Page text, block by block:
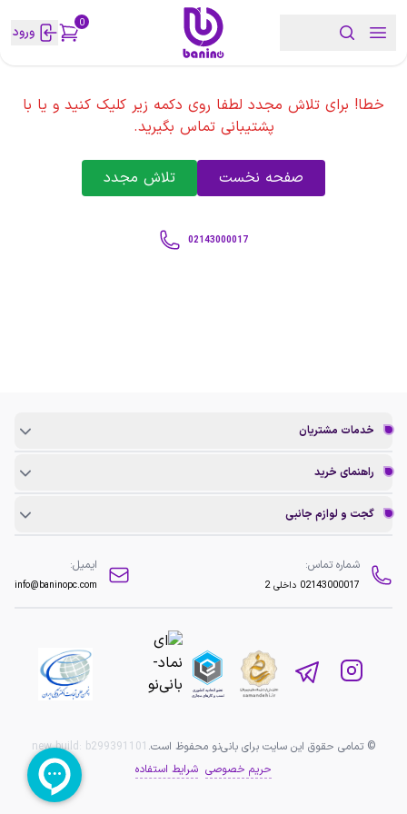
0 ورود
خطا! برای تلاش مجدد لطفا روی دکمه زیر کلیک کنید و یا با
پشتیبانی تماس بگیرید.
صفحه نخست تلاش مجدد
02143000017
خدمات مشتریان
راهنمای خرید
گجت و لوازم جانبی
شماره تماس:
02143000017 داخلی 2
ایمیل:
info@baninopc.com
© تمامی حقوق این سایت برای بانی‌نو محفوظ است. new build: b299391101
حریم خصوصی شرایط استفاده